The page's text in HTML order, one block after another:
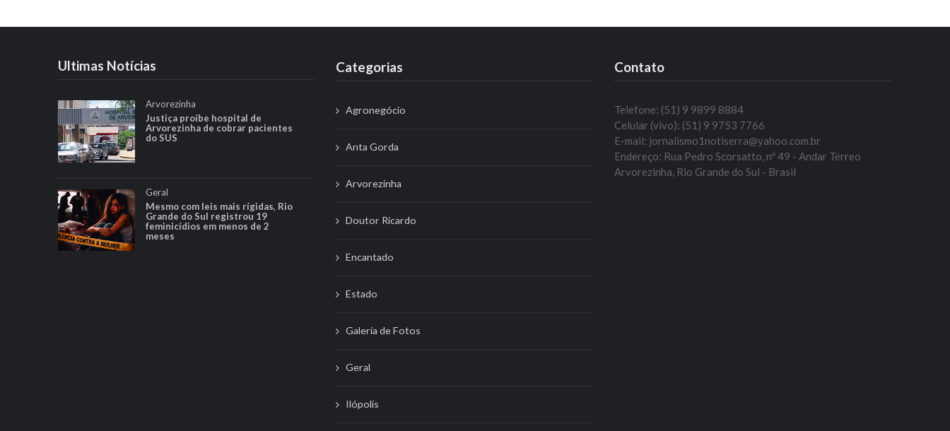
Ultimas Notícias
Arvorezinha
Justiça proíbe hospital de
Arvorezinha de cobrar pacientes
do SUS
Geral
Mesmo com leis mais rígidas, Rio
Grande do Sul registrou 19
feminicídios em menos de 2
meses
Categorias
Agronegócio
Anta Gorda
Arvorezinha
Doutor Ricardo
Encantado
Estado
Galeria de Fotos
Geral
Ilópolis
Contato
Telefone: (51) 9 9899 8884
Celular (vivo): (51) 9 9753 7766
E-mail: jornalismo1notiserra@yahoo.com.br
Endereço: Rua Pedro Scorsatto, nº 49 - Andar Térreo
Arvorezinha, Rio Grande do Sul - Brasil